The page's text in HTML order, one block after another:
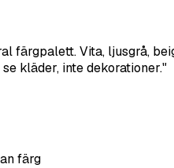
färgpalett. Vita, ljusgrå,
kläder, inte dekorationer."
färg